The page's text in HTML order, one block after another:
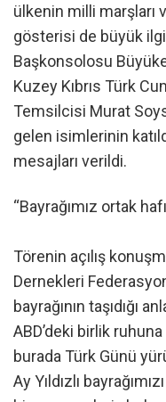
ülkenin milli marşları
gösterisi de büyük
Başkonsolosu
Kuzey Kıbrıs Türk
Temsilcisi Murat
gelen isimlerinin
mesajları verildi.
“Bayrağımız ortak
Törenin açılış
Dernekleri
bayrağının taşıdığı
ABD’deki birlik
burada Türk Günü
Ay Yıldızlı